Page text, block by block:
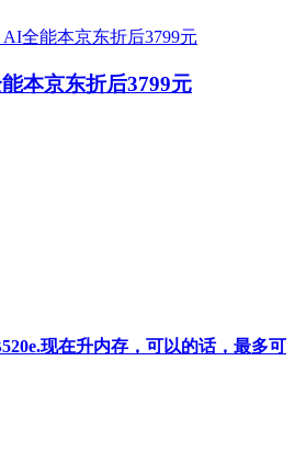
本京东折后3799元
现在升内存，可以的话，最多可